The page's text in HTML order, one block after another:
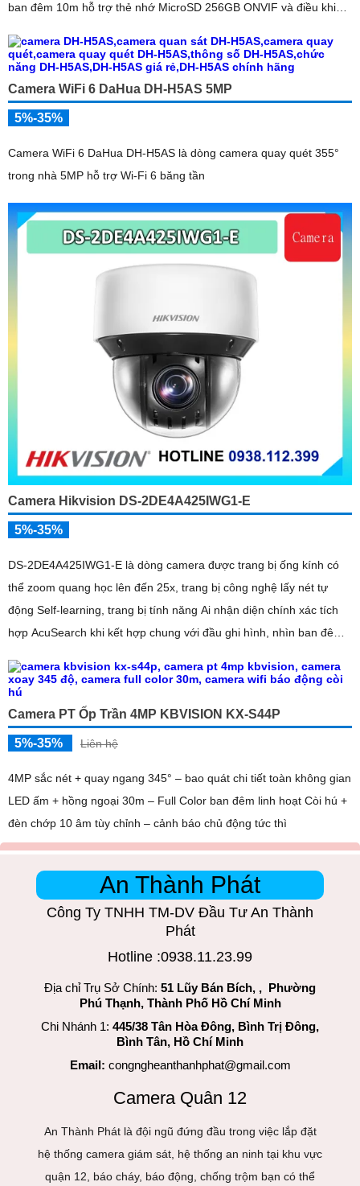
ban đêm 10m hỗ trợ thẻ nhớ MicroSD 256GB ONVIF và điều khiển
Camera WiFi 6 DaHua DH-H5AS 5MP
5%-35%
Camera WiFi 6 DaHua DH-H5AS là dòng camera quay quét 355°
trong nhà 5MP hỗ trợ Wi-Fi 6 băng tần
Camera Hikvision DS-2DE4A425IWG1-E
5%-35%
DS-2DE4A425IWG1-E là dòng camera được trang bị ống kính có
thể zoom quang học lên đến 25x, trang bị công nghệ lấy nét tự
động Self-learning, trang bị tính năng Ai nhận diện chính xác tích
hợp AcuSearch khi kết hợp chung với đầu ghi hình, nhìn ban đêm
Camera PT Ốp Trần 4MP KBVISION KX-S44P
5%-35% Liên hệ
4MP sắc nét + quay ngang 345° – bao quát chi tiết toàn không gian
LED ấm + hồng ngoại 30m – Full Color ban đêm linh hoạt Còi hú +
đèn chớp 10 âm tùy chỉnh – cảnh báo chủ động tức thì
An Thành Phát
Công Ty TNHH TM-DV Đầu Tư An Thành
Phát
Hotline :0938.11.23.99
Địa chỉ Trụ Sở Chính: 51 Lũy Bán Bích, , Phường
Phú Thạnh, Thành Phố Hồ Chí Minh
Chi Nhánh 1: 445/38 Tân Hòa Đông, Bình Trị Đông,
Bình Tân, Hồ Chí Minh
Email: congngheanthanhphat@gmail.com
Camera Quân 12
An Thành Phát là đội ngũ đứng đầu trong việc lắp đặt
hệ thống camera giám sát, hệ thống an ninh tại khu vực
quận 12, báo cháy, báo động, chống trộm bạn có thể